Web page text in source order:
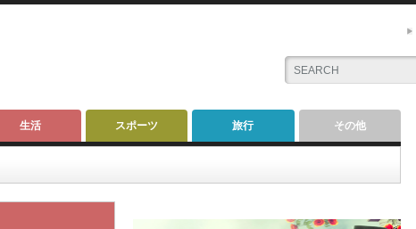
生活 スポーツ 旅行 その他